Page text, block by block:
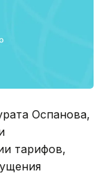
Оспанова,
тарифов,